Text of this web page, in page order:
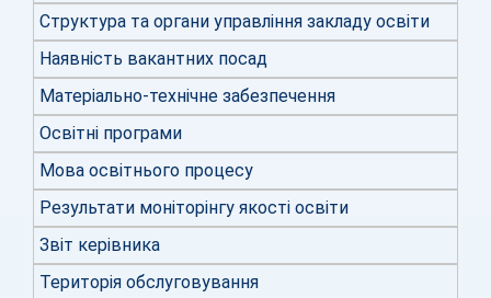
Структура та органи управління закладу освіти
Наявність вакантних посад
Матеріально-технічне забезпечення
Освітні програми
Мова освітнього процесу
Результати моніторінгу якості освіти
Звіт керівника
Територія обслуговування